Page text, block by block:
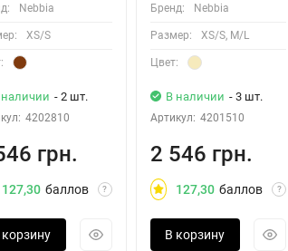
Nebbia
XS/S
- 2 шт.
4202810
грн.
127,30 баллов ?
Бренд: Nebbia
Размер: XS/S, M/L
Цвет:
В наличии - 3 шт.
Артикул: 4201510
2 546 грн.
127,30 баллов ?
В корзину